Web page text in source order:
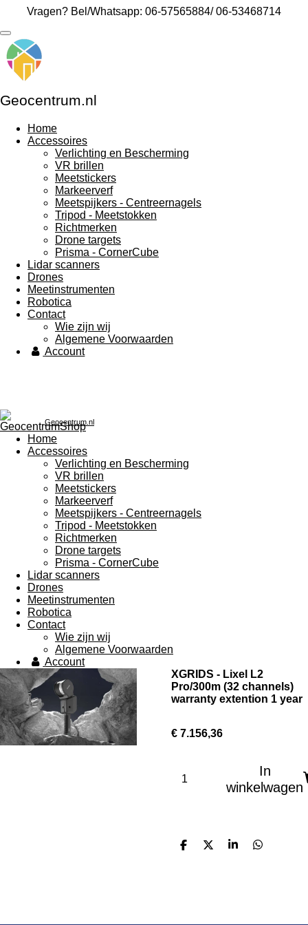
naar
de
hoofdinhoud
Vragen? Bel/Whatsapp: 06-57565884/ 06-53468714
Geocentrum.nl
Home
Accessoires
Verlichting en Bescherming
VR brillen
Meetstickers
Markeerverf
Meetspijkers - Centreernagels
Tripod - Meetstokken
Richtmerken
Drone targets
Prisma - CornerCube
Lidar scanners
Drones
Meetinstrumenten
Robotica
Contact
Wie zijn wij
Algemene Voorwaarden
Account
Geocentrum.nl
Home
Accessoires
Verlichting en Bescherming
VR brillen
Meetstickers
Markeerverf
Meetspijkers - Centreernagels
Tripod - Meetstokken
Richtmerken
Drone targets
Prisma - CornerCube
Lidar scanners
Drones
Meetinstrumenten
Robotica
Contact
Wie zijn wij
Algemene Voorwaarden
Account
XGRIDS - Lixel L2
Pro/300m (32 channels)
warranty extention 1 year
€ 7.156,36
In
winkelwagen
D
D
S
D